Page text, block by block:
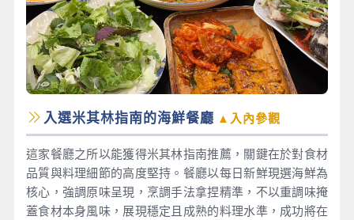
入選米其林指南的海鮮餐廳 ▲入內參觀
這家餐廳之所以能獲得米其林指南推薦，關鍵在於對食材
品質與料理細節的高度堅持。餐廳以每日新鮮現選海鮮為
核心，強調原味呈現，烹調手法拿捏精準，不以重調味掩
蓋食材本身風味，展現穩定且成熟的料理水準，成功將在